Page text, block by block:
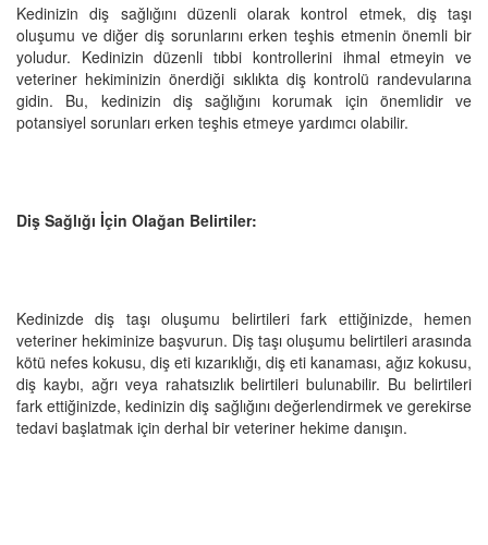
Kedinizin diş sağlığını düzenli olarak kontrol etmek, diş taşı
oluşumu ve diğer diş sorunlarını erken teşhis etmenin önemli bir
yoludur. Kedinizin düzenli tıbbi kontrollerini ihmal etmeyin ve
veteriner hekiminizin önerdiği sıklıkta diş kontrolü randevularına
gidin. Bu, kedinizin diş sağlığını korumak için önemlidir ve
potansiyel sorunları erken teşhis etmeye yardımcı olabilir.
Diş Sağlığı İçin Olağan Belirtiler:
Kedinizde diş taşı oluşumu belirtileri fark ettiğinizde, hemen
veteriner hekiminize başvurun. Diş taşı oluşumu belirtileri arasında
kötü nefes kokusu, diş eti kızarıklığı, diş eti kanaması, ağız kokusu,
diş kaybı, ağrı veya rahatsızlık belirtileri bulunabilir. Bu belirtileri
fark ettiğinizde, kedinizin diş sağlığını değerlendirmek ve gerekirse
tedavi başlatmak için derhal bir veteriner hekime danışın.